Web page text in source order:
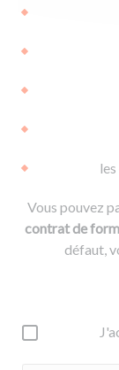
Vous pouvez
contrat de
défaut,